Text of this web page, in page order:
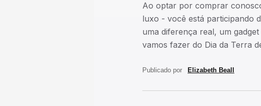
Ao optar por comprar
luxo - você está participando
uma diferença real, um
vamos fazer do Dia da Terra
Publicado por Elizabeth Beall